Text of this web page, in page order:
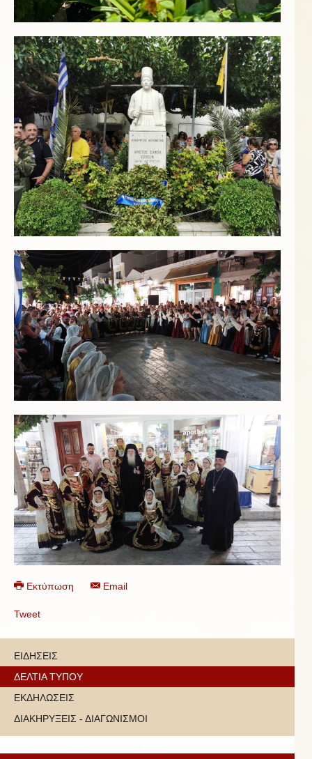
Εκτύπωση Email
Tweet
ΕΙΔΗΣΕΙΣ
ΔΕΛΤΙΑ ΤΥΠΟΥ
ΕΚΔΗΛΩΣΕΙΣ
ΔΙΑΚΗΡΥΞΕΙΣ - ΔΙΑΓΩΝΙΣΜΟΙ